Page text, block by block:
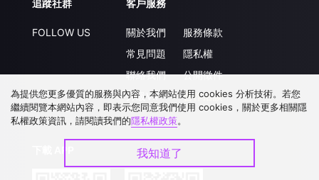
追蹤社群
FOLLOW US
客戶服務
關於我們
常見問題
聯絡我們
升級VIP
服務條款
隱私權
公開徵件
合作洽談
為提供您更多優質的服務與內容，本網站使用 cookies 分析技術。若您
繼續閱覽本網站內容，即表示您同意我們使用 cookies，關於更多相關隱
私權政策資訊，請閱讀我們的隱私權政策。
我知道了